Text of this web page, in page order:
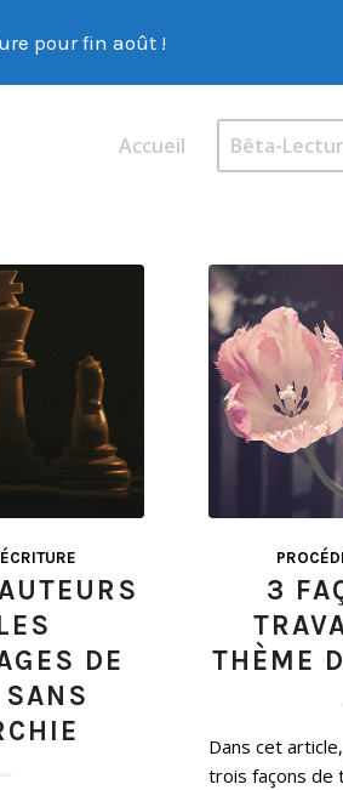
Accueil Bêta-
DE
3
THÈME
Dans cet
trois façons de
pour fin août !